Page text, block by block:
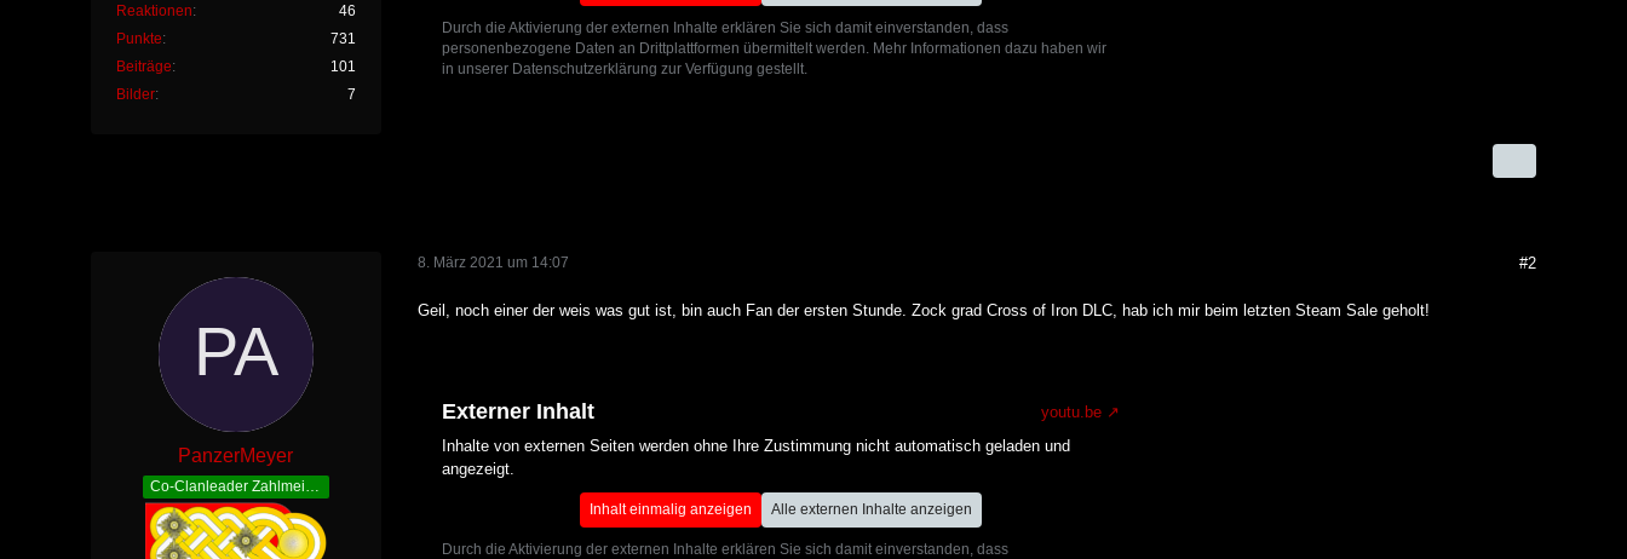
Reaktionen
46
Punkte
731
Beiträge
101
Bilder
7
Durch die Aktivierung der externen Inhalte erklären Sie sich damit einverstanden, dass
personenbezogene Daten an Drittplattformen übermittelt werden. Mehr Informationen dazu haben wir
in unserer Datenschutzerklärung zur Verfügung gestellt.
PanzerMeyer
8. März 2021 um 14:07 #2
Geil, noch einer der weis was gut ist, bin auch Fan der ersten Stunde. Zock grad Cross of Iron DLC, hab ich mir beim letzten Steam Sale geholt!
Externer Inhalt
youtu.be
Inhalte von externen Seiten werden ohne Ihre Zustimmung nicht automatisch geladen und
angezeigt.
Inhalt einmalig anzeigen Alle externen Inhalte anzeigen
Durch die Aktivierung der externen Inhalte erklären Sie sich damit einverstanden, dass